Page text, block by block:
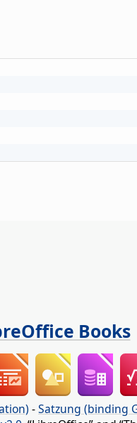
Books
-Satzung (binding